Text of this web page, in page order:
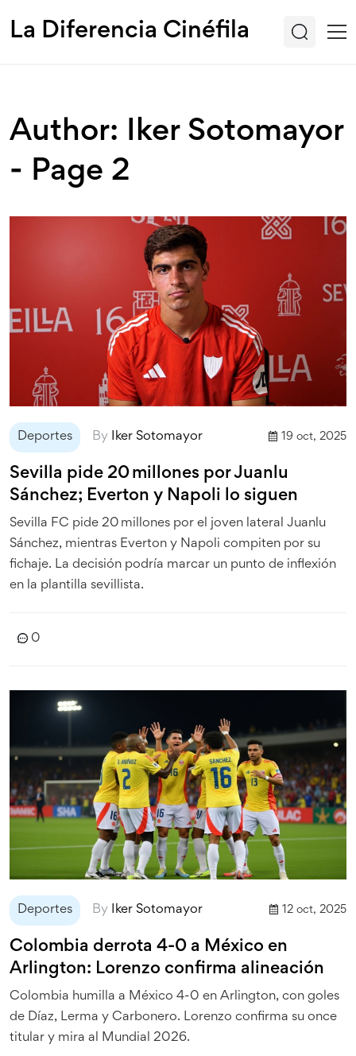
La Diferencia Cinéfila
Author: Iker Sotomayor
- Page 2
Deportes By Iker Sotomayor 19 oct, 2025
Sevilla pide 20 millones por Juanlu
Sánchez; Everton y Napoli lo siguen
Sevilla FC pide 20 millones por el joven lateral Juanlu
Sánchez, mientras Everton y Napoli compiten por su
fichaje. La decisión podría marcar un punto de inflexión
en la plantilla sevillista.
0
Deportes By Iker Sotomayor 12 oct, 2025
Colombia derrota 4-0 a México en
Arlington: Lorenzo confirma alineación
Colombia humilla a México 4-0 en Arlington, con goles
de Díaz, Lerma y Carbonero. Lorenzo confirma su once
titular y mira al Mundial 2026.